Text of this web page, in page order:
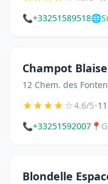
📞+33251589518🌐
Champot
12 Chem. des
★★★★☆4.6/5•
📞+33251592007 📍
Blondelle